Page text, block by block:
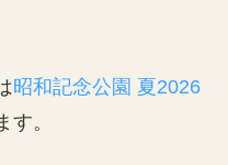
昭和記念公園 夏2026
す。